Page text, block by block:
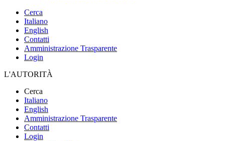
Cerca
Italiano
English
Contatti
Amministrazione Trasparente
Login
L'AUTORITÀ
Cerca
Italiano
English
Amministrazione Trasparente
Contatti
Login